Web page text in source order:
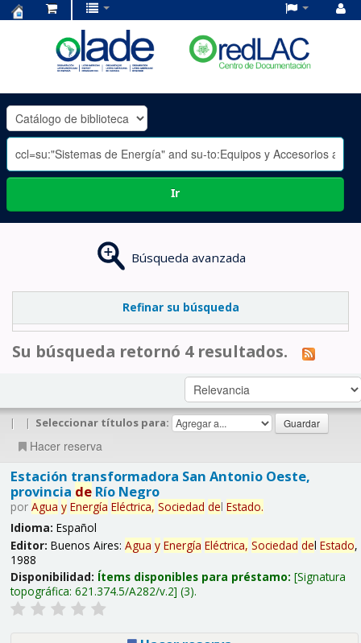
OLADE
-
Ir
Búsqueda avanzada
Refinar su búsqueda
Su búsqueda retornó 4 resultados.
| | Seleccionar títulos para:
Hacer reserva
Estación transformadora San Antonio Oeste,
provincia deRío Negro
por Agua y Energía Eléctrica, Sociedad del Estado.
Idioma: Español
Editor: Buenos Aires: Agua y Energía Eléctrica, Sociedad del Estado,
1988
Disponibilidad: Ítems disponibles para préstamo: Signatura
topográfica: 621.374.5/A282/v.2 (3).